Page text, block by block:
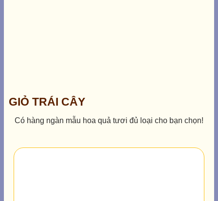
GIỎ TRÁI CÂY
Có hàng ngàn mẫu hoa quả tươi đủ loại cho bạn chọn!